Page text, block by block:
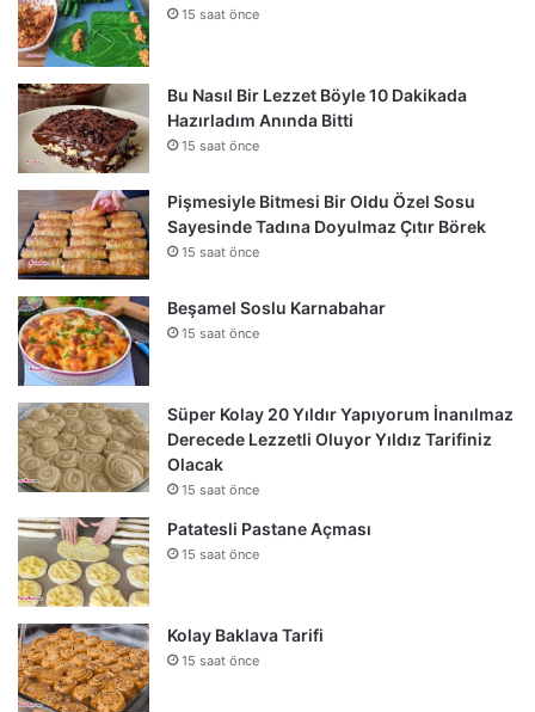
15 saat önce
Bu Nasıl Bir Lezzet Böyle 10 Dakikada
Hazırladım Anında Bitti
15 saat önce
Pişmesiyle Bitmesi Bir Oldu Özel Sosu
Sayesinde Tadına Doyulmaz Çıtır Börek
15 saat önce
Beşamel Soslu Karnabahar
15 saat önce
Süper Kolay 20 Yıldır Yapıyorum İnanılmaz
Derecede Lezzetli Oluyor Yıldız Tarifiniz
Olacak
15 saat önce
Patatesli Pastane Açması
15 saat önce
Kolay Baklava Tarifi
15 saat önce